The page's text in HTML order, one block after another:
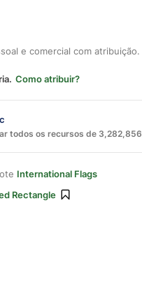
e comercial com atribuição.
Como atribuir?
todos os recursos de 3,282,856
International Flags
Rectangle